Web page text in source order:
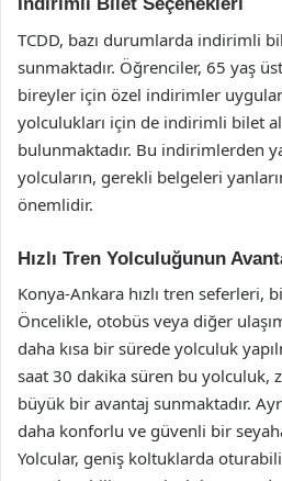
TCDD, bazı durumlarda indirimli
sunmaktadır. Öğrenciler, 65 yaş
bireyler için özel indirimler
yolculukları için de indirimli bilet
bulunmaktadır. Bu indirimlerden
yolcuların, gerekli belgeleri
önemlidir.
Hızlı Tren Yolculuğunun
Konya-Ankara hızlı tren seferleri,
Öncelikle, otobüs veya diğer
daha kısa bir sürede yolculuk
saat 30 dakika süren bu yolculuk,
büyük bir avantaj sunmaktadır.
daha konforlu ve güvenli bir
Yolcular, geniş koltuklarda